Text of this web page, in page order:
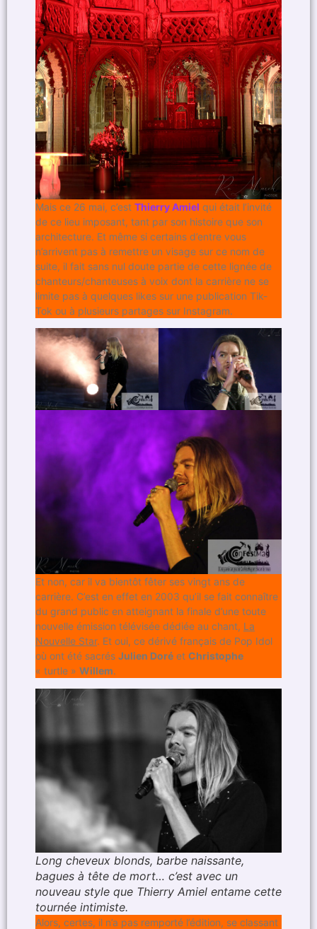
Mais ce 26 mai, c’est Thierry Amiel qui était l’invité
de ce lieu imposant, tant par son histoire que son
architecture. Et même si certains d’entre vous
n’arrivent pas à remettre un visage sur ce nom de
suite, il fait sans nul doute partie de cette lignée de
chanteurs/chanteuses à voix dont la carrière ne se
limite pas à quelques likes sur une publication Tik-
Tok ou à plusieurs partages sur Instagram.
Et non, car il va bientôt fêter ses vingt ans de
carrière. C’est en effet en 2003 qu’il se fait connaître
du grand public en atteignant la finale d’une toute
nouvelle émission télévisée dédiée au chant, La
Nouvelle Star. Et oui, ce dérivé français de Pop Idol
où ont été sacrés Julien Doré et Christophe
« turtle » Willem.
Long cheveux blonds, barbe naissante,
bagues à tête de mort… c’est avec un
nouveau style que Thierry Amiel entame cette
tournée intimiste.
Alors, certes, il n’a pas remporté l’édition, se classant